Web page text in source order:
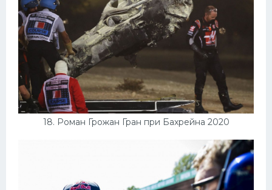
18. Роман Грожан Гран при Бахрейна 2020